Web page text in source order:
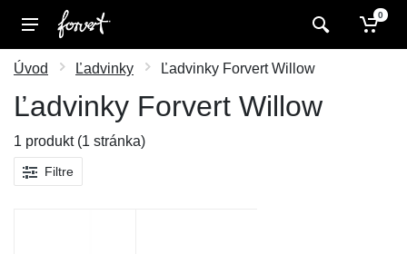
0
Úvod Ľadvinky Ľadvinky Forvert Willow
Ľadvinky Forvert Willow
1 produkt (1 stránka)
Filtre